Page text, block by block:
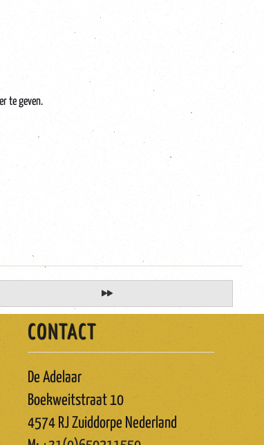
te geven.
CONTACT
De Adelaar
Boekweitstraat 10
4574 RJ Zuiddorpe Nederland